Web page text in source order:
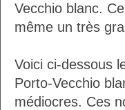
Vecchio blanc.
même un très
Voici ci-dessous
Porto-Vecchio
médiocres. Ces